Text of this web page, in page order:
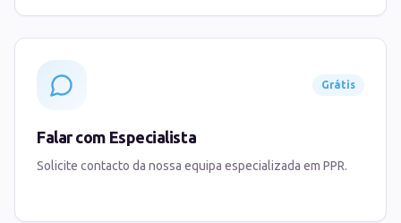
Grátis
Falar com Especialista
Solicite contacto da nossa equipa especializada em PPR.